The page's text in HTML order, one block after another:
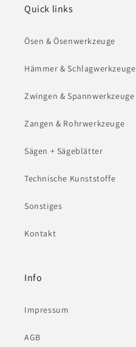
Quick links
Ösen & Ösenwerkzeuge
Hämmer & Schlagwerkzeuge
Zwingen & Spannwerkzeuge
Zangen & Rohrwerkzeuge
Sägen + Sägeblätter
Technische Kunststoffe
Sonstiges
Kontakt
Info
Impressum
AGB